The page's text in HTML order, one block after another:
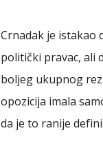
Crnadak je istakao
politički pravac, ali
boljeg ukupnog
opozicija imala
da je to ranije